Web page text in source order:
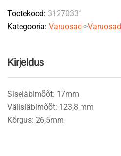
05042
quantity
Tootekood: 31270331
Kategooria: Varuosad->Varuosad
Kirjeldus
Siseläbimõõt: 17mm
Välisläbimõõt: 123,8 mm
Kõrgus: 26,5mm